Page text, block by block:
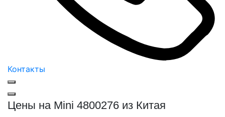
Контакты
Цены на Mini 4800276 из Китая